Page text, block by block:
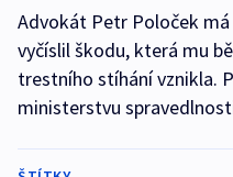
Advokát Petr Poloček
vyčíslil škodu, která mu
trestního stíhání vznikla.
ministerstvu